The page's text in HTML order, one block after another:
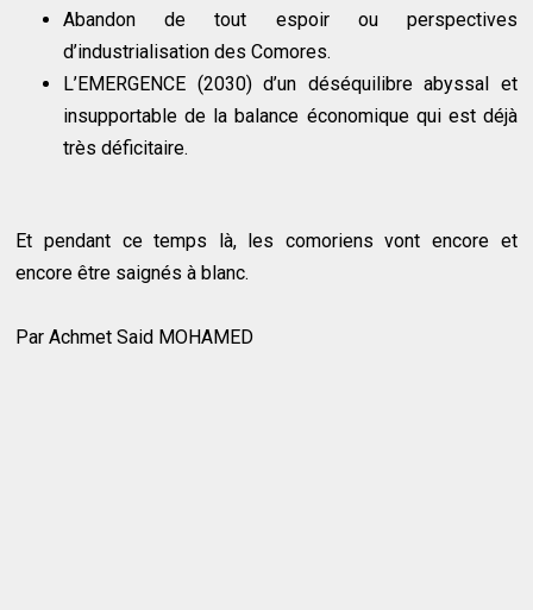
Abandon de tout espoir ou perspectives
d’industrialisation des Comores.
L’EMERGENCE (2030) d’un déséquilibre abyssal et
insupportable de la balance économique qui est déjà
très déficitaire.
Et pendant ce temps là, les comoriens vont encore et
encore être saignés à blanc.
Par Achmet Said MOHAMED